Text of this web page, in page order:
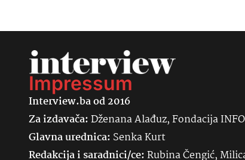
Impressum
Interview.ba od 2016
Za izdavača:Dženana Alađuz, Fondacija
Glavna urednica: SenkaKurt
Redakcija i saradnici/ce:Rubina Čengić,